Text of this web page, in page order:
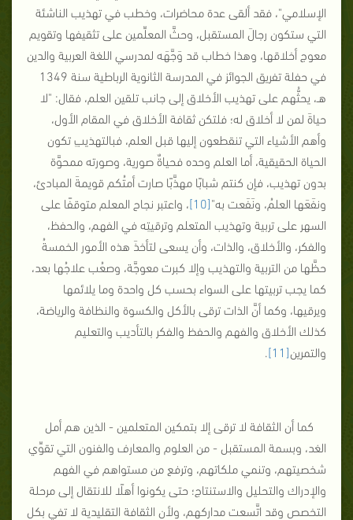
الإسلامي"، فقد ألقى عدة محاضرات، وخطب في تهذيب الناشئة
التي ستكون رجالَ المستقبل، وحثَّ المعلِّمين على تثقيفها وتقويم
معوج أخلاقها، وهذا خطاب قد وَجَّهَه لمدرسي اللغة العربية والدين
في حفلة تفريق الجوائز في المدرسة الثانوية الرباطية سنة 1349
هـ، يحثُّهم على تهذيب الأخلاق إلى جانب تلقين العلم، فقال: "لا
حياةَ لمن لا أخلاق له؛ فلتكن ثقافة الأخلاق في المقام الأول،
وأهم الأشياء التي تنقطعون إليها قبل العلم، فبالتهذيبِ تكون
الحياة الحقيقية، أما العلم وحده فحياةٌ صورية، وصورته ممحوَّة
بدون تهذيب، فإن كنتم شبابًا مهذَّبًا صارت أمتُكم قويمةَ المبادئ،
ونفَعَها العلمُ، ونَفَعت به"[10]
، واعتبر نجاح المعلم متوقفًا على
السهر على تربية وتهذيب المتعلم وترقيتِه في الفهم، والحفظ،
والفكر، والأخلاق، والذات، وأن يسعى لتأخذَ هذه الأمور الخمسةُ
حظَّها من التربية والتهذيب وإلا كبرت معوجَّة، وصعُب علاجُها بعد،
كما يجب تربيتها على السواء بحسب كل واحدة وما يلائمها
ويرقيها، وكما أنَّ الذات ترقى بالأكل والكسوة والنظافة والرياضة،
كذلك الأخلاق والفهم والحفظ والفكر بالتأديب والتعليم
والتمرين[11]
.
كما أن الثقافة لا ترقى إلا بتمكين المتعلمين - الذين هم أمل
الغد، وبسمة المستقبل - من العلوم والمعارف والفنون التي تقوِّي
شخصيتهم، وتنمي ملكاتهم، وترفع من مستواهم في الفهم
والإدراك والتحليل والاستنتاج؛ حتى يكونوا أهلًا للانتقال إلى مرحلة
التخصص وقد اتَّسعت مداركهم، ولأن الثقافة التقليدية لا تفي بكل